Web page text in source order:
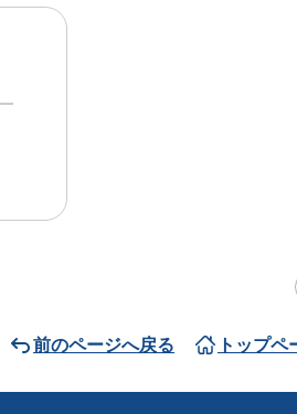
前のページへ戻る トップペ